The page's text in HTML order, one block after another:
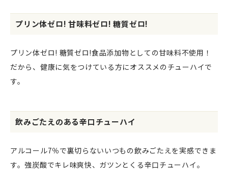
プリン体ゼロ! 甘味料ゼロ! 糖質ゼロ!
プリン体ゼロ! 糖質ゼロ!食品添加物としての甘味料不使用！
だから、健康に気をつけている方にオススメのチューハイで
す。
飲みごたえのある辛口チューハイ
アルコール7％で裏切らないいつもの飲みごたえを実感できま
す。強炭酸でキレ味爽快、ガツンとくる辛口チューハイ。